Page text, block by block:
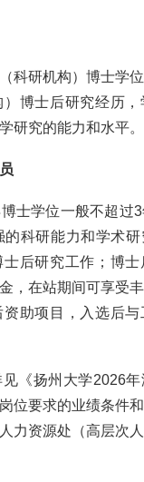
科研机构）博士学
博士后研究经历
研究的能力和水平。
士学位一般不超过
的科研能力和学术
后研究工作；博
，在站期间可享受
助项目，入选后
见《扬州大学2026
位要求的业绩条件
力资源处（高层次人